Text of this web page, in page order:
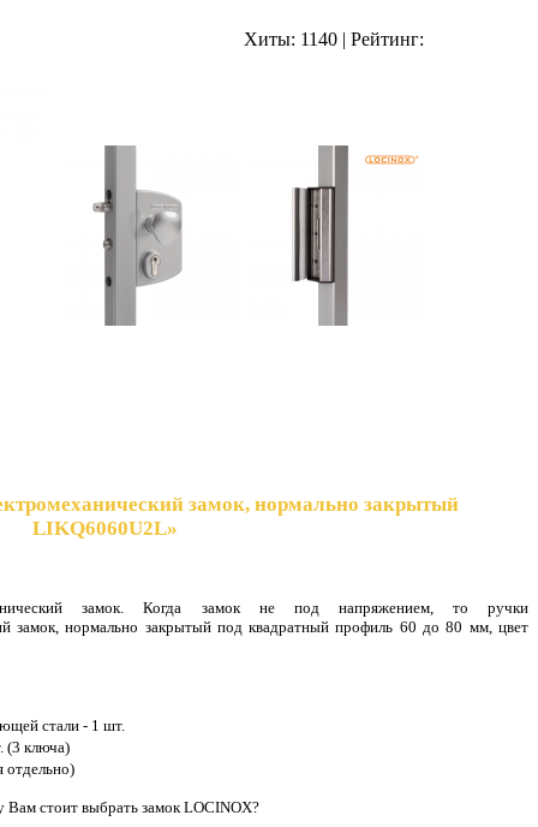
Хиты: 1140 | Рейтинг:
замок, нормально закрытый
LIKQ6060U2L»
замок. Когда замок не под напряжением, то ручки
замок, нормально закрытый под квадратный профиль 60 до 80 мм, цвет
стали - 1 шт.
(3 ключа)
отдельно)
Вам стоит выбрать замок LOCINOX?